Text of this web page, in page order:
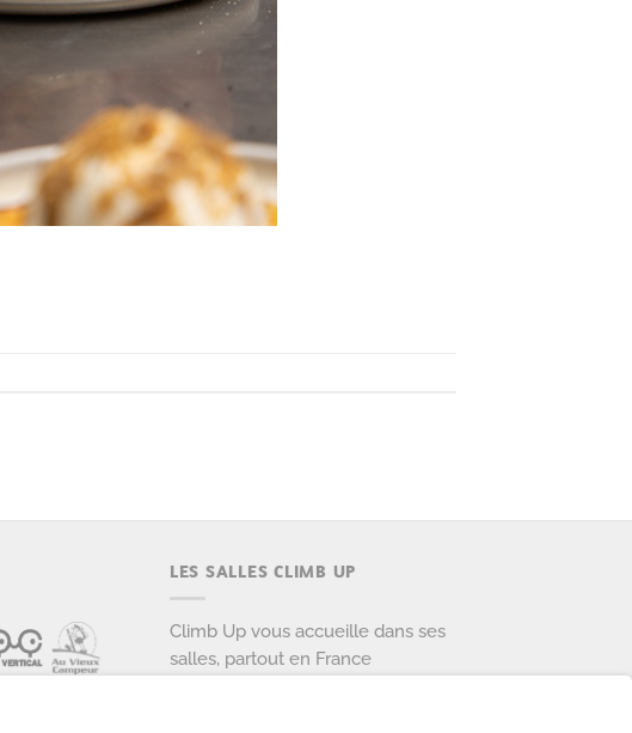
LES SALLES CLIMB UP
Climb Up vous accueille dans ses
salles, partout en France